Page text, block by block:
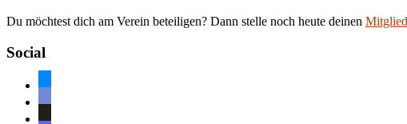
Du möchtest dich am Verein beteiligen? Dann stelle noch heute deinen
Social